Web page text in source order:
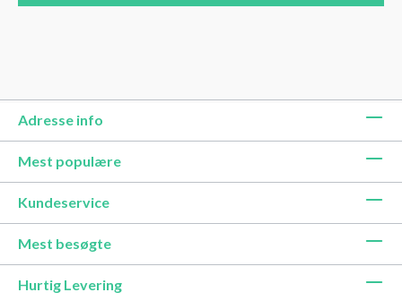
Adresse info
Mest populære
Kundeservice
Mest besøgte
Hurtig Levering